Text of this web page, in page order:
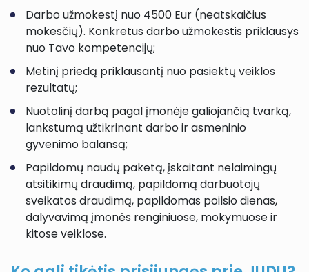
Darbo užmokestį nuo 4500 Eur (neatskaičius
mokesčių). Konkretus darbo užmokestis priklausys
nuo Tavo kompetencijų;
Metinį priedą priklausantį nuo pasiektų veiklos
rezultatų;
Nuotolinį darbą pagal įmonėje galiojančią tvarką,
lankstumą užtikrinant darbo ir asmeninio
gyvenimo balansą;
Papildomų naudų paketą, įskaitant nelaimingų
atsitikimų draudimą, papildomą darbuotojų
sveikatos draudimą, papildomas poilsio dienas,
dalyvavimą įmonės renginiuose, mokymuose ir
kitose veiklose.